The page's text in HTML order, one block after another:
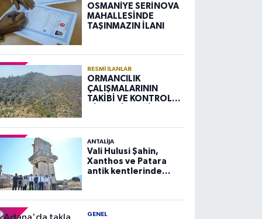
OSMANİYE SERİNOVA
MAHALLESİNDE
TAŞINMAZIN İLANI
RESMI İLANLAR
ORMANCILIK
ÇALIŞMALARININ
TAKİBİ VE KONTROLÜ
ANTALIJA
Vali Hulusi Şahin,
Xanthos ve Patara
antik kentlerinde
GENEL